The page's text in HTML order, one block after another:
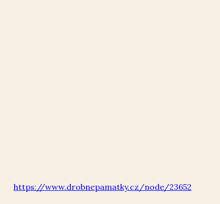
https://www.drobnepamatky.cz/node/23652